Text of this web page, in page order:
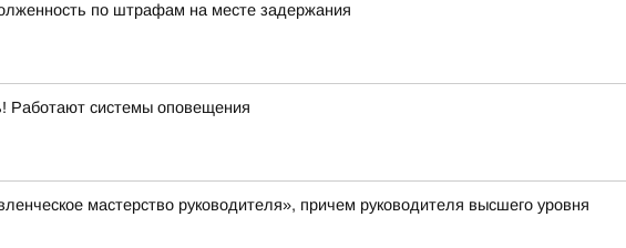
по штрафам на месте задержания
Работают системы оповещения
мастерство руководителя», причем руководителя высшего уровня